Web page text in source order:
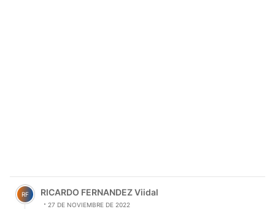
Comentario de RICARDO FERNANDEZ Viidal.
RF RICARDO FERNANDEZ Viidal
27 DE NOVIEMBRE DE 2022